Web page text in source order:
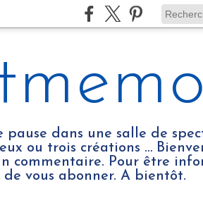
dans une salle de
ou trois créations …
commentaire. Pour être
de vous abonner. A bientôt.